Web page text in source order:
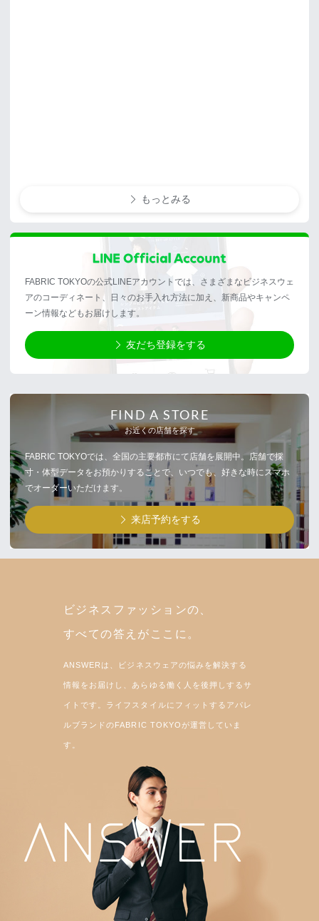
もっとみる
FABRIC TOKYOの公式LINEアカウントでは、さまざまなビジネスウェ
アのコーディネート、日々のお手入れ方法に加え、新商品やキャンペ
ーン情報などもお届けします。
友だち登録をする
FIND A STORE
お近くの店舗を探す
FABRIC TOKYOでは、全国の主要都市にて店舗を展開中。店舗で採
寸・体型データをお預かりすることで、いつでも、好きな時にスマホ
でオーダーいただけます。
来店予約をする
ビジネスファッションの、
すべての答えがここに。
ANSWERは、ビジネスウェアの悩みを解決する
情報をお届けし、あらゆる働く人を後押しするサ
イトです。ライフスタイルにフィットするアパレ
ルブランドのFABRIC TOKYOが運営していま
す。